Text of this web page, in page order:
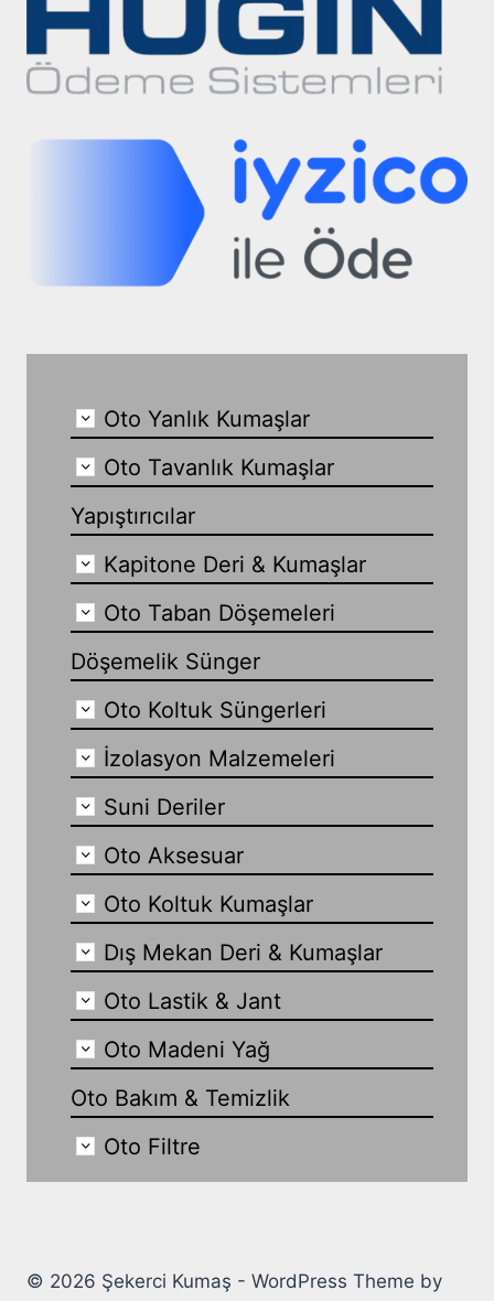
Oto Yanlık Kumaşlar
Oto Tavanlık Kumaşlar
Yapıştırıcılar
Kapitone Deri & Kumaşlar
Oto Taban Döşemeleri
Döşemelik Sünger
Oto Koltuk Süngerleri
İzolasyon Malzemeleri
Suni Deriler
Oto Aksesuar
Oto Koltuk Kumaşlar
Dış Mekan Deri & Kumaşlar
Oto Lastik & Jant
Oto Madeni Yağ
Oto Bakım & Temizlik
Oto Filtre
© 2026 Şekerci Kumaş - WordPress Theme by